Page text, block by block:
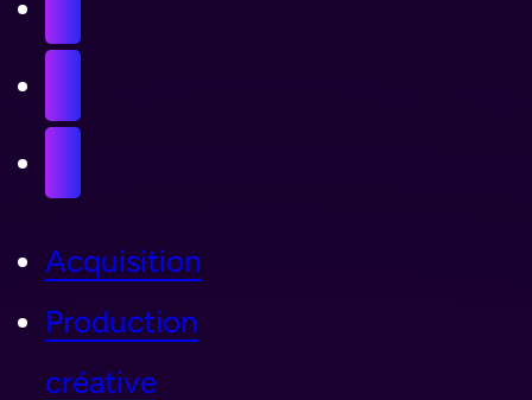
Acquisition
Production
créative